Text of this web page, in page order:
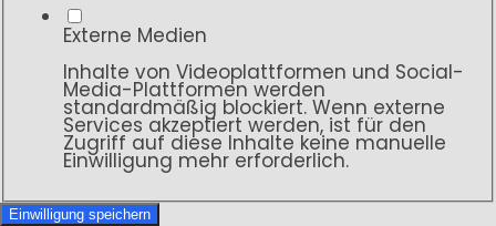
Externe Medien
Inhalte von Videoplattformen und Social-
Media-Plattformen werden
standardmäßig blockiert. Wenn externe
Services akzeptiert werden, ist für den
Zugriff auf diese Inhalte keine manuelle
Einwilligung mehr erforderlich.
Einwilligung speichern